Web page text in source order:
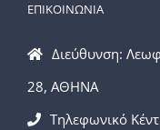
ΕΠΙΚΟΙΝΩΝΙΑ
Διεύθυνση:
28, ΑΘΗΝΑ
Τηλεφωνικό